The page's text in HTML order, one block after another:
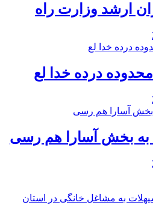
ارشد وزارت راه
درده خدا لع
به بخش آسارا هم رسی